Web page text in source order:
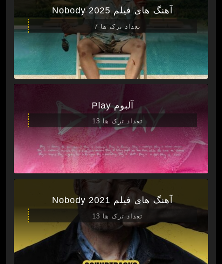
آهنگ های فیلم Nobody 2025
تعداد ترک ها 7
آلبوم Play
تعداد ترک ها 13
آهنگ های فیلم Nobody 2021
تعداد ترک ها 13